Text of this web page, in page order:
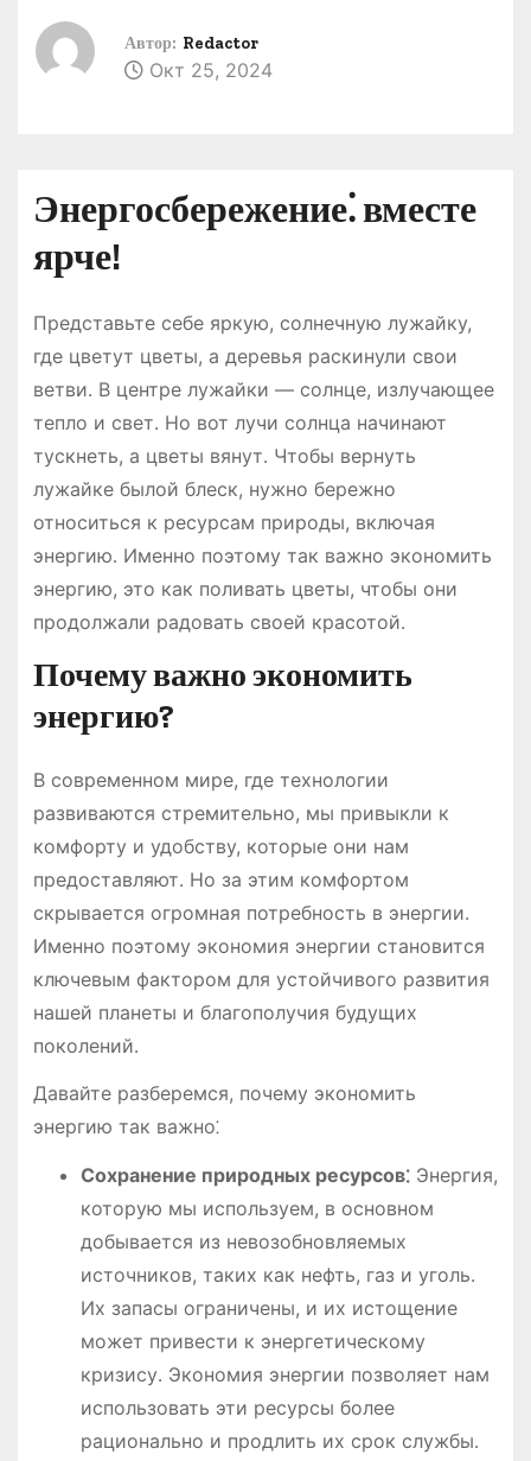
Автор: Redactor
Окт 25, 2024
Энергосбережение⁚ вместе
ярче!
Представьте себе яркую, солнечную лужайку,
где цветут цветы, а деревья раскинули свои
ветви․ В центре лужайки — солнце, излучающее
тепло и свет․ Но вот лучи солнца начинают
тускнеть, а цветы вянут․ Чтобы вернуть
лужайке былой блеск, нужно бережно
относиться к ресурсам природы, включая
энергию․ Именно поэтому так важно экономить
энергию, это как поливать цветы, чтобы они
продолжали радовать своей красотой․
Почему важно экономить
энергию?
В современном мире, где технологии
развиваются стремительно, мы привыкли к
комфорту и удобству, которые они нам
предоставляют․ Но за этим комфортом
скрывается огромная потребность в энергии․
Именно поэтому экономия энергии становится
ключевым фактором для устойчивого развития
нашей планеты и благополучия будущих
поколений․
Давайте разберемся, почему экономить
энергию так важно⁚
Сохранение природных ресурсов⁚Энергия,
которую мы используем, в основном
добывается из невозобновляемых
источников, таких как нефть, газ и уголь․
Их запасы ограничены, и их истощение
может привести к энергетическому
кризису․ Экономия энергии позволяет нам
использовать эти ресурсы более
рационально и продлить их срок службы․